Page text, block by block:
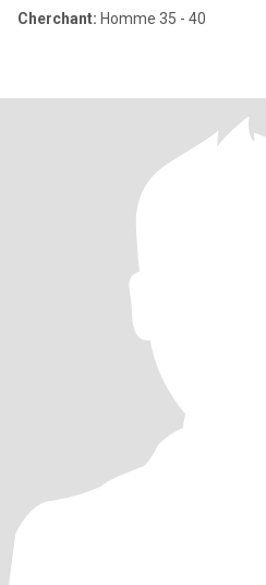
Cherchant: Homme 35 - 40